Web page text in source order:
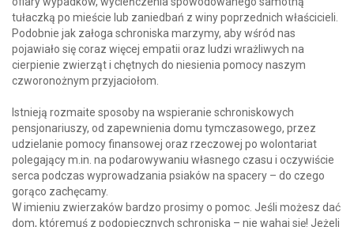
tułaczką po mieście lub zaniedbań z winy poprzednich właścicieli.
Podobnie jak załoga schroniska marzymy, aby wśród nas
pojawiało się coraz więcej empatii oraz ludzi wrażliwych na
cierpienie zwierząt i chętnych do niesienia pomocy naszym
czworonożnym przyjaciołom.
Istnieją rozmaite sposoby na wspieranie schroniskowych
pensjonariuszy, od zapewnienia domu tymczasowego, przez
udzielanie pomocy finansowej oraz rzeczowej po wolontariat
polegający m.in. na podarowywaniu własnego czasu i oczywiście
serca podczas wyprowadzania psiaków na spacery – do czego
gorąco zachęcamy.
W imieniu zwierzaków bardzo prosimy o pomoc. Jeśli możesz dać
dom, któremuś z podopiecznych schroniska – nie wahaj się! Jeżeli